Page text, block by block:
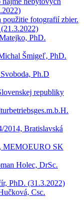
použitie fotografií zbier.
PhD.
Šmigeľ, PhD.
Ph.D
republiky
2014, Bratislavská
MEMOEURO SK
Holec, DrSc.
PhD. (31.3.2022)
Csc.